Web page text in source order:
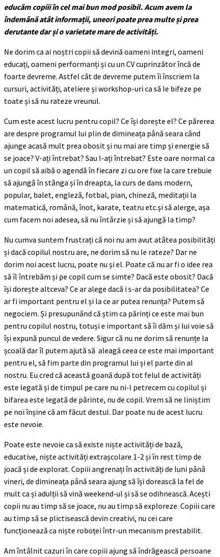
educăm copiii în cel mai bun mod posibil. Acum avem la
îndemână atât informații, uneori poate prea multe și prea
derutante dar și o varietate mare de activități.
Ne dorim ca ai noștri copii să devină oameni integri, oameni
educați, oameni performanți și cu un CV cuprinzător încă de
foarte devreme. Astfel cât de devreme putem îi înscriem la
cursuri, activități, ateliere și workshop-uri ca să le bifeze pe
toate și să nu rateze vreunul.
Cum este acest lucru pentru copil? Ce își dorește el? Ce părerea
are despre programul lui plin de dimineața până seara când
ajunge acasă mult prea obosit și nu mai are timp și energie să
se joace? V-ați întrebat? Sau l-ați întrebat? Este oare normal ca
un copil să aibă o agendă în fiecare zi cu ore fixe la care trebuie
să ajungă în stânga și în dreapta, la curs de dans modern,
popular, balet, engleză, fotbal, pian, chineză, meditații la
matematică, română, înot, karate, teatru etc.și să alerge, așa
cum facem noi adesea, să nu întârzie și să ajungă la timp?
Nu cumva suntem frustrați că noi nu am avut atâtea posibilități
și dacă copilul nostru are, ne dorim să nu le rateze? Dar ne
dorim noi acest lucru, poate nu și el. Poate că nu ar fi o idee rea
să îl întrebăm și pe copil cum se simte? Dacă este obosit? Dacă
își dorește altceva? Ce ar alege dacă i s-ar da posibilitatea? Ce
ar fi important pentru el și la ce ar putea renunța? Putem să
negociem. Și presupunând că știm ca părinți ce este mai bun
pentru copilul nostru, totuși e important să îi dăm și lui voie să
își expună puncul de vedere. Sigur că nu ne dorim să renunțe la
școală dar îl putem ajută să aleagă ceea ce este mai important
pentru el, să fim parte din programul lui și el parte din al
nostru. Eu cred că această goană după tot felul de activități
este legată și de timpul pe care nu ni-l petrecem cu copilul și
bifarea este legată de părinte, nu de copil. Vrem să ne liniștim
pe noi înșine că am făcut destul. Dar poate nu de acest lucru
este nevoie.
Poate este nevoie ca să existe niște activități de bază,
educative, niște activități extrașcolare 1-2 și în rest timp de
joacă și de explorat. Copiii angrenați în activități de luni pânâ
vineri, de dimineața până seara ajung să își dorească la fel de
mult ca și adulții să vină weekend-ul și să se odihnească. Acești
copii nu au timp să se joace, nu au timp să exploreze. Copiii care
au timp să se plictisească devin creativi, nu cei care
funcționează ca niște roboței într-un mecanism prestabilit.
Am întâlnit cazuri în care copiii ajung să îndrăgească persoane